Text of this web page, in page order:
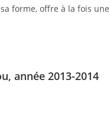
forme, offre à la fois
année 2013-2014